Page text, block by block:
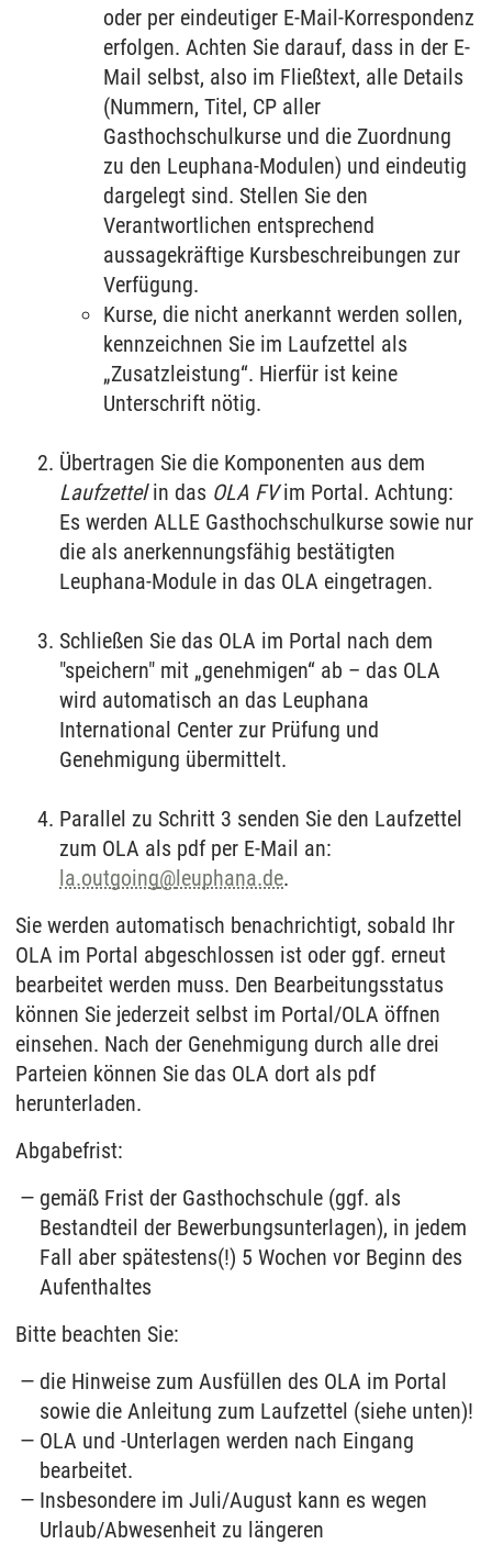
oder per eindeutiger E-Mail-Korrespondenz
erfolgen. Achten Sie darauf, dass in der E-
Mail selbst, also im Fließtext, alle Details
(Nummern, Titel, CP aller
Gasthochschulkurse und die Zuordnung
zu den Leuphana-Modulen) und eindeutig
dargelegt sind. Stellen Sie den
Verantwortlichen entsprechend
aussagekräftige Kursbeschreibungen zur
Verfügung.
Kurse, die nicht anerkannt werden sollen,
kennzeichnen Sie im Laufzettel als
„Zusatzleistung“. Hierfür ist keine
Unterschrift nötig.
Übertragen Sie die Komponenten aus dem
Laufzettelin das OLA FVim Portal. Achtung:
Es werden ALLE Gasthochschulkurse sowie nur
die als anerkennungsfähig bestätigten
Leuphana-Module in das OLA eingetragen.
Schließen Sie das OLA im Portal nach dem
"speichern" mit „genehmigen“ ab – das OLA
wird automatisch an das Leuphana
International Center zur Prüfung und
Genehmigung übermittelt.
Parallel zu Schritt 3 senden Sie den Laufzettel
zum OLA als pdf per E-Mail an:
la.outgoing@leuphana.de.
Sie werden automatisch benachrichtigt, sobald Ihr
OLA im Portal abgeschlossen ist oder ggf. erneut
bearbeitet werden muss. Den Bearbeitungsstatus
können Sie jederzeit selbst im Portal/OLA öffnen
einsehen. Nach der Genehmigung durch alle drei
Parteien können Sie das OLA dort als pdf
herunterladen.
Abgabefrist:
gemäß Frist der Gasthochschule (ggf. als
Bestandteil der Bewerbungsunterlagen), in jedem
Fall aber spätestens(!) 5 Wochen vor Beginn des
Aufenthaltes
Bitte beachten Sie:
die Hinweise zum Ausfüllen des OLA im Portal
sowie die Anleitung zum Laufzettel (siehe unten)!
OLA und -Unterlagen werden nach Eingang
bearbeitet.
Insbesondere im Juli/August kann es wegen
Urlaub/Abwesenheit zu längeren